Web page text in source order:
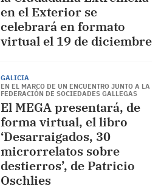
en el Exterior se
celebrará en formato
virtual el 19 de diciembre
GALICIA
EN EL MARCO DE UN ENCUENTRO JUNTO A LA
FEDERACIÓN DE SOCIEDADES GALLEGAS
El MEGA presentará, de
forma virtual, el libro
‘Desarraigados, 30
microrrelatos sobre
destierros’, de Patricio
Oschlies